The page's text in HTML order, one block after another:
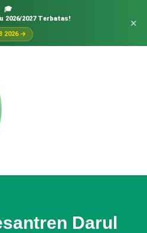
🎓
2026/2027 Terbatas!
2026 →
×
Darul